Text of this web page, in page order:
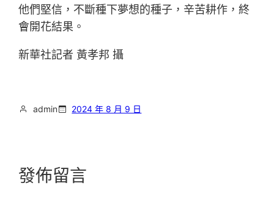
他們堅信，不斷種下夢想的種子，辛苦耕作，終
會開花結果。
新華社記者 黃孝邦 攝
admin 2024 年 8 月 9 日
發佈留言